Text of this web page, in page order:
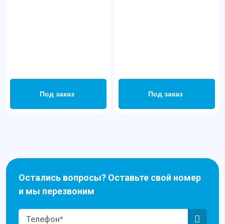
Под заказ Под заказ
Остались вопросы? Оставьте свой номер
и мы перезвоним